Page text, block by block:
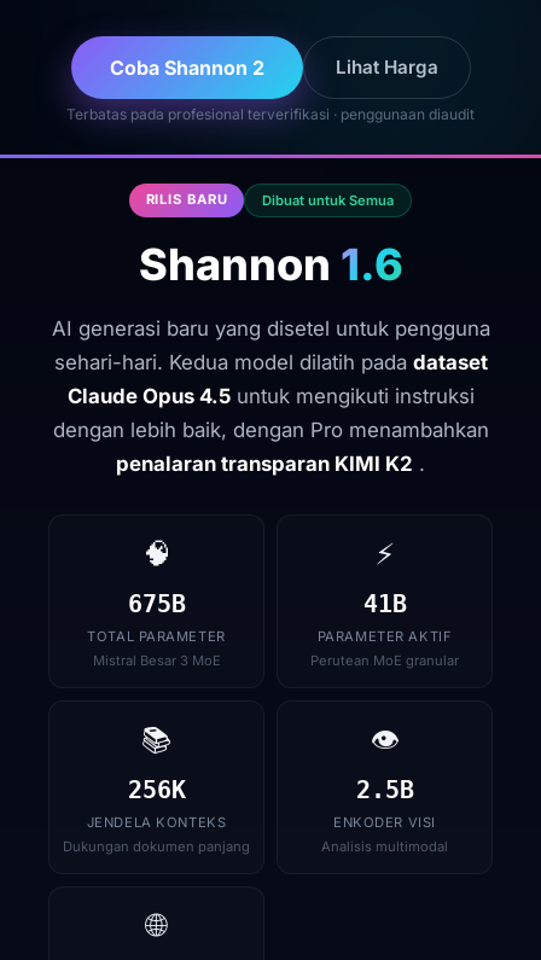
Coba Shannon 2 Lihat Harga
Terbatas pada profesional terverifikasi · penggunaan diaudit
RILIS BARU Dibuat untuk Semua
Shannon 1.6
AI generasi baru yang disetel untuk pengguna
sehari-hari. Kedua model dilatih pada dataset
Claude Opus 4.5untuk mengikuti instruksi
dengan lebih baik, dengan Pro menambahkan
penalaran transparan KIMI K2 .
🧠
675B
TOTAL PARAMETER
Mistral Besar 3 MoE
⚡
41B
PARAMETER AKTIF
Perutean MoE granular
📚
256K
JENDELA KONTEKS
Dukungan dokumen panjang
👁
2.5B
ENKODER VISI
Analisis multimodal
🌐